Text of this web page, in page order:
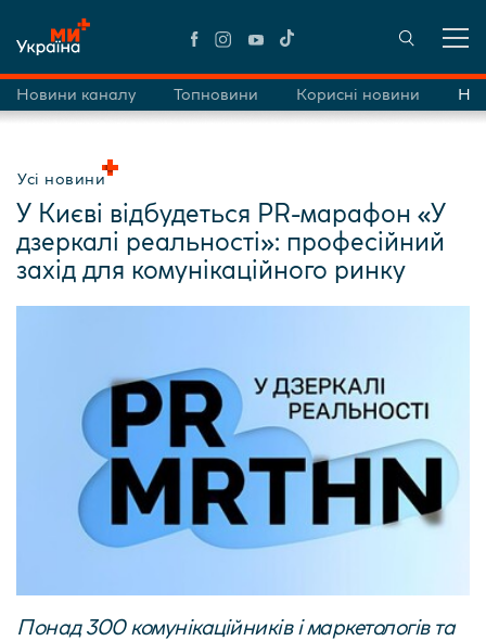
Новини каналу Топновини Корисні новини
У Києві відбудеться PR-марафон «У
дзеркалі реальності»: професійний
захід для комунікаційного ринку
Усі новини
Понад 300 комунікаційників і маркетологів та